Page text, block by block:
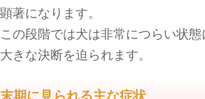
顕著になります。
この段階では犬は非常につらい状
大きな決断を迫られます。
末期に見られる主な症状